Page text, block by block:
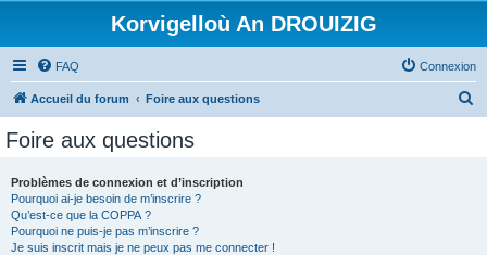
Korvigelloù An DROUIZIG
FAQ Connexion
Accueil du forum Foire aux questions
Foire aux questions
Problèmes de connexion et d’inscription
Pourquoi ai-je besoin de m’inscrire ?
Qu’est-ce que la COPPA ?
Pourquoi ne puis-je pas m’inscrire ?
Je suis inscrit mais je ne peux pas me connecter !